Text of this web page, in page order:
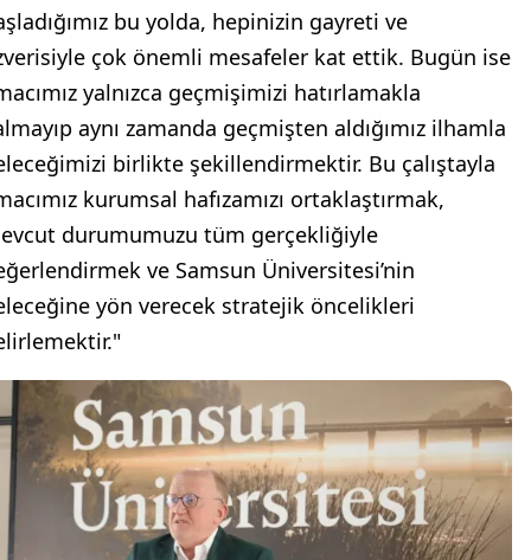
bu yolda, hepinizin gayreti ve
çok önemli mesafeler kat ettik. Bugün ise
yalnızca geçmişimizi hatırlamakla
aynı zamanda geçmişten aldığımız ilhamla
birlikte şekillendirmektir. Bu çalıştayla
kurumsal hafızamızı ortaklaştırmak,
durumumuzu tüm gerçekliğiyle
ve Samsun Üniversitesi’nin
yön verecek stratejik öncelikleri